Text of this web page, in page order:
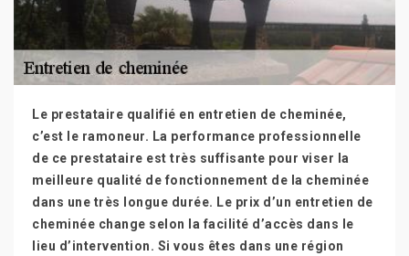
Le prestataire qualifié en entretien de cheminée,
c’est le ramoneur. La performance professionnelle
de ce prestataire est très suffisante pour viser la
meilleure qualité de fonctionnement de la cheminée
dans une très longue durée. Le prix d’un entretien de
cheminée change selon la facilité d’accès dans le
lieu d’intervention. Si vous êtes dans une région